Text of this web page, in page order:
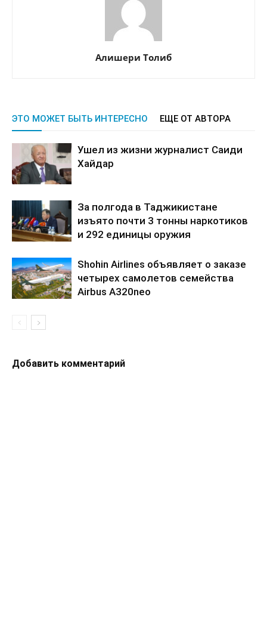
Алишери Толиб
ЭТО МОЖЕТ БЫТЬ ИНТЕРЕСНО ЕЩЕ ОТ АВТОРА
Ушел из жизни журналист Саиди
Хайдар
За полгода в Таджикистане
изъято почти 3 тонны наркотиков
и 292 единицы оружия
Shohin Airlines объявляет о заказе
четырех самолетов семейства
Airbus A320neo
Добавить комментарий